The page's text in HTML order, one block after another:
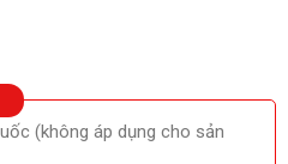
(không áp dụng cho sản